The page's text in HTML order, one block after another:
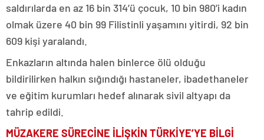
saldırılarda en az 16 bin 314’ü çocuk, 10 bin 980’i kadın
olmak üzere 40 bin 99 Filistinli yaşamını yitirdi, 92 bin
609 kişi yaralandı.
Enkazların altında halen binlerce ölü olduğu
bildirilirken halkın sığındığı hastaneler, ibadethaneler
ve eğitim kurumları hedef alınarak sivil altyapı da
tahrip edildi.
MÜZAKERE SÜRECİNE İLİŞKİN TÜRKİYE’YE BİLGİ